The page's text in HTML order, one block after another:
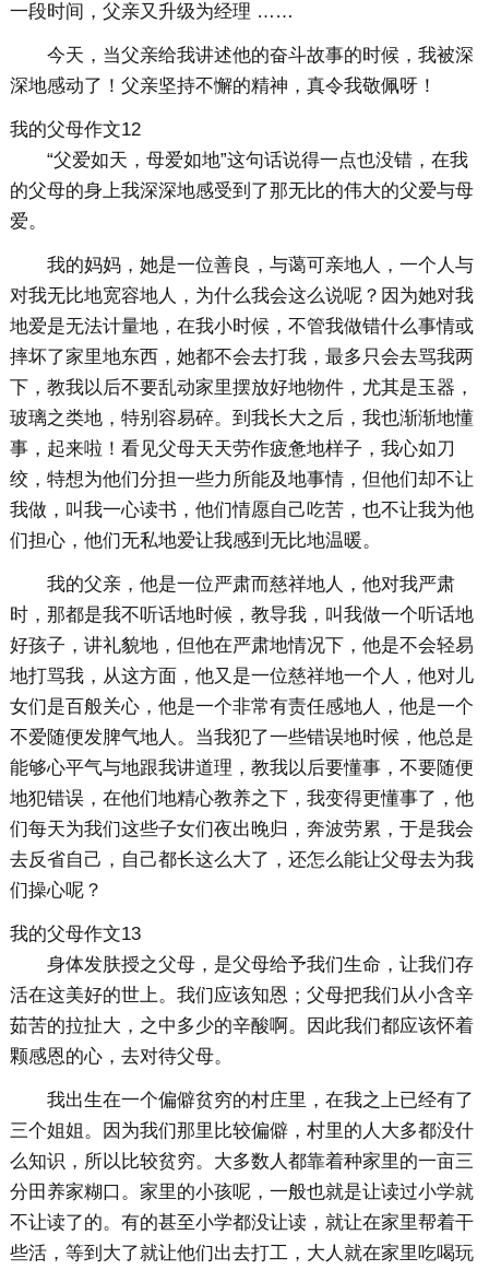
一段时间，父亲又升级为经理 ……
今天，当父亲给我讲述他的奋斗故事的时候，我被深
深地感动了！父亲坚持不懈的精神，真令我敬佩呀！
我的父母作文12
“父爱如天，母爱如地”这句话说得一点也没错，在我
的父母的身上我深深地感受到了那无比的伟大的父爱与母
爱。
我的妈妈，她是一位善良，与蔼可亲地人，一个人与
对我无比地宽容地人，为什么我会这么说呢？因为她对我
地爱是无法计量地，在我小时候，不管我做错什么事情或
摔坏了家里地东西，她都不会去打我，最多只会去骂我两
下，教我以后不要乱动家里摆放好地物件，尤其是玉器，
玻璃之类地，特别容易碎。到我长大之后，我也渐渐地懂
事，起来啦！看见父母天天劳作疲惫地样子，我心如刀
绞，特想为他们分担一些力所能及地事情，但他们却不让
我做，叫我一心读书，他们情愿自己吃苦，也不让我为他
们担心，他们无私地爱让我感到无比地温暖。
我的父亲，他是一位严肃而慈祥地人，他对我严肃
时，那都是我不听话地时候，教导我，叫我做一个听话地
好孩子，讲礼貌地，但他在严肃地情况下，他是不会轻易
地打骂我，从这方面，他又是一位慈祥地一个人，他对儿
女们是百般关心，他是一个非常有责任感地人，他是一个
不爱随便发脾气地人。当我犯了一些错误地时候，他总是
能够心平气与地跟我讲道理，教我以后要懂事，不要随便
地犯错误，在他们地精心教养之下，我变得更懂事了，他
们每天为我们这些子女们夜出晚归，奔波劳累，于是我会
去反省自己，自己都长这么大了，还怎么能让父母去为我
们操心呢？
我的父母作文13
身体发肤授之父母，是父母给予我们生命，让我们存
活在这美好的世上。我们应该知恩；父母把我们从小含辛
茹苦的拉扯大，之中多少的辛酸啊。因此我们都应该怀着
颗感恩的心，去对待父母。
我出生在一个偏僻贫穷的村庄里，在我之上已经有了
三个姐姐。因为我们那里比较偏僻，村里的人大多都没什
么知识，所以比较贫穷。大多数人都靠着种家里的一亩三
分田养家糊口。家里的小孩呢，一般也就是让读过小学就
不让读了的。有的甚至小学都没让读，就让在家里帮着干
些活，等到大了就让他们出去打工，大人就在家里吃喝玩